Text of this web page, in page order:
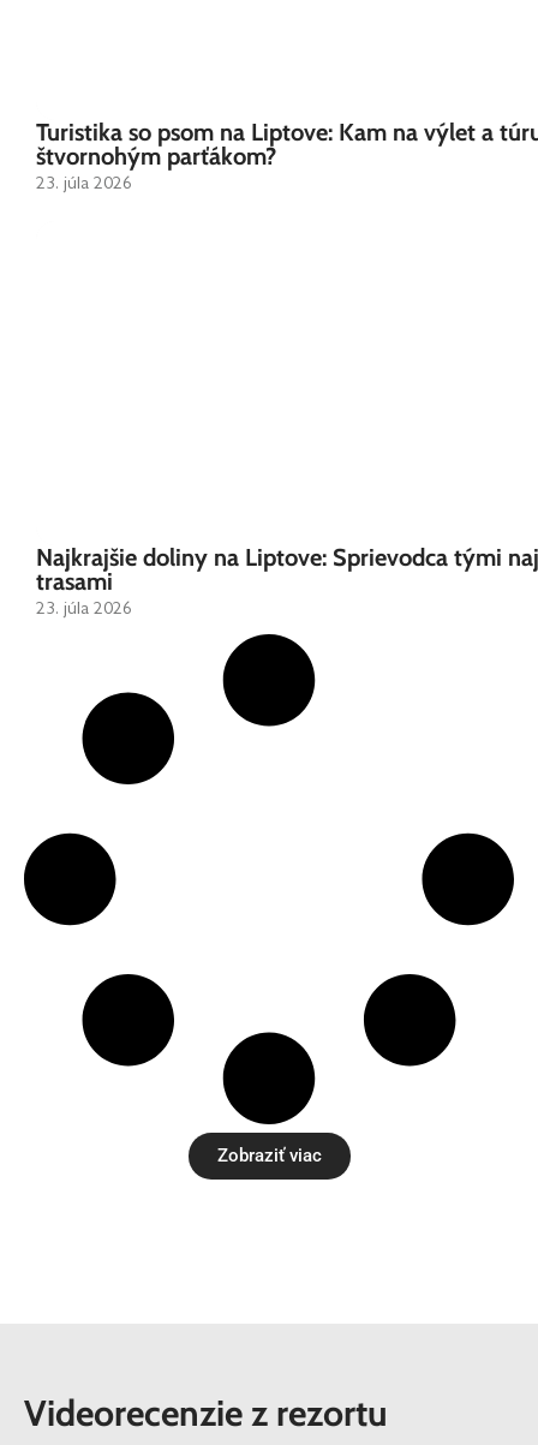
Turistika so psom na Liptove: Kam na výlet a
štvornohým parťákom?
23. júla 2026
Najkrajšie doliny na Liptove: Sprievodca tými
trasami
23. júla 2026
Zobraziť viac
Videorecenzie z rezortu